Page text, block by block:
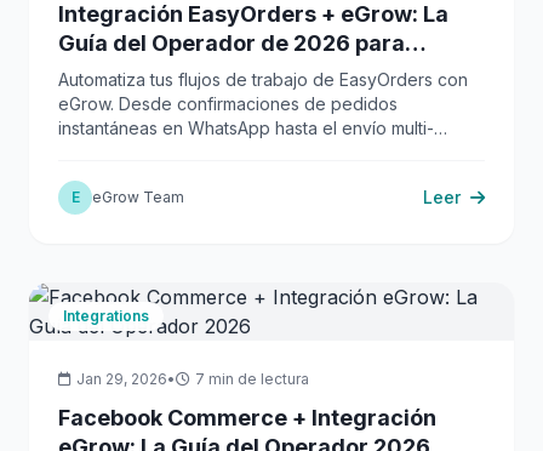
Integración EasyOrders + eGrow: La
Guía del Operador de 2026 para
Operaciones de E-commerce Sin
Interrupciones
Automatiza tus flujos de trabajo de EasyOrders con
eGrow. Desde confirmaciones de pedidos
instantáneas en WhatsApp hasta el envío multi-
vida post-pedido.
E eGrow Team Leer
Integrations
Jan 29, 2026• 7 min de lectura
Facebook Commerce + Integración